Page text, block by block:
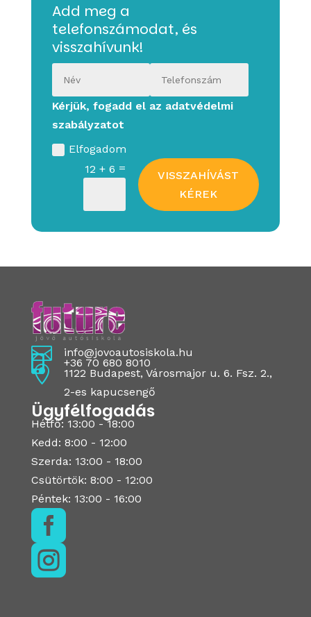
Add meg a
telefonszámodat, és
visszahívunk!
Kérjük, fogadd el az adatvédelmi
szabályzatot
Elfogadom
12 + 6 =
VISSZAHÍVÁST
KÉREK
 info@jovoautosiskola.hu
 +36 70 680 8010

1122 Budapest, Városmajor u. 6. Fsz. 2.,
2-es kapucsengő
Ügyfélfogadás
Hétfő: 13:00 - 18:00
Kedd: 8:00 - 12:00
Szerda: 13:00 - 18:00
Csütörtök: 8:00 - 12:00
Péntek: 13:00 - 16:00

